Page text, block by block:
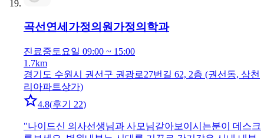
곡선연세가정의원가정의학과
진료중 토요일 09:00 ~ 15:00
1.7km
경기도 수원시 권선구 권광로27번길 62, 2층 (권선동, 삼천
리아파트상가)
4.8(후기 22)
"나이드신 의사선생님과 사모님같아보이시는분이 데스크